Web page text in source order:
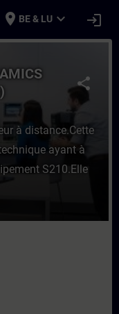
place BE & LU expand_more login
share
à distance.Cette
ayant à
S210.Elle